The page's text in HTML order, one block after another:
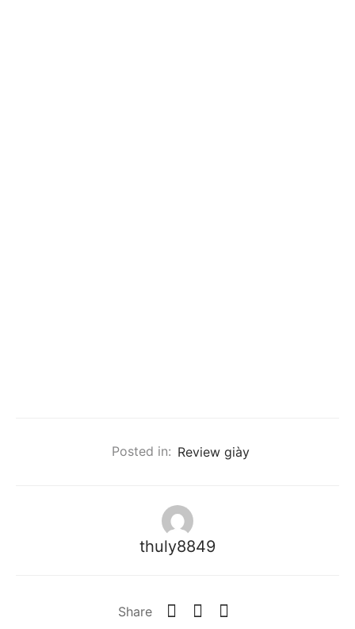
Posted in: Review giày
thuly8849
Share